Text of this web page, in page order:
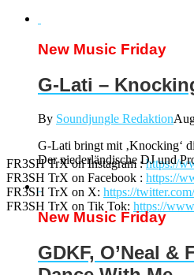
FR3SH TrX on Instagram :https://
FR3SH TrX on Facebook : https://
FR3SH TrX on X: https://
FR3SH TrX on Tik Tok: https://
New Music Friday
G-Lati –
By Soundjungle Redaktion
G-Lati bringt mit ‚Knocking‘
Der niederländische DJ und
New Music Friday
GDKF, O’Neal &